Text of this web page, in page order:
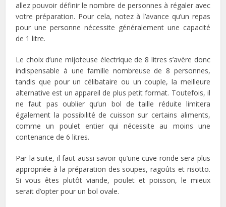
allez pouvoir définir le nombre de personnes à régaler avec
votre préparation. Pour cela, notez à l’avance qu’un repas
pour une personne nécessite généralement une capacité
de 1 litre.
Le choix d’une mijoteuse électrique de 8 litres s’avère donc
indispensable à une famille nombreuse de 8 personnes,
tandis que pour un célibataire ou un couple, la meilleure
alternative est un appareil de plus petit format. Toutefois, il
ne faut pas oublier qu’un bol de taille réduite limitera
également la possibilité de cuisson sur certains aliments,
comme un poulet entier qui nécessite au moins une
contenance de 6 litres.
Par la suite, il faut aussi savoir qu’une cuve ronde sera plus
appropriée à la préparation des soupes, ragoûts et risotto.
Si vous êtes plutôt viande, poulet et poisson, le mieux
serait d’opter pour un bol ovale.